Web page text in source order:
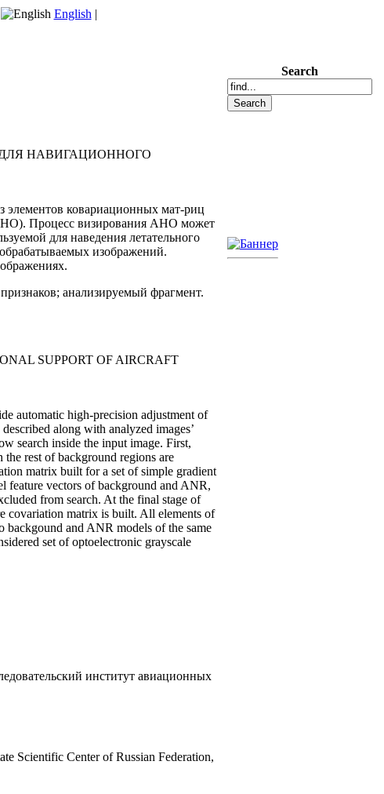
English |
НАВИГАЦИОННОГО
элементов ковариационных мат-риц
Процесс визирования АНО может
для наведения летательного
изображений.
анализируемый фрагмент.
SUPPORT OF AIRCRAFT
automatic high-precision adjustment of
along with analyzed images’
search inside the input image. First,
rest of background regions are
matrix built for a set of simple gradient
feature vectors of background and ANR,
from search. At the final stage of
covariation matrix is built. All elements of
backgound and ANR models of the same
set of optoelectronic grayscale
институт авиационных
Scientific Center of Russian Federation,
Search